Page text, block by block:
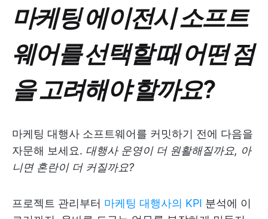
마케팅 에이전시 소프트
웨어를 선택할 때 어떤 점
을 고려해야 할까요?
마케팅 대행사 소프트웨어를 커밋하기 전에 다음을
자문해 보세요. 대행사 운영이 더 원활해질까요, 아
니면 혼란이 더 커질까요?
프로젝트 관리부터 마케팅 대행사의 KPI 분석에 이